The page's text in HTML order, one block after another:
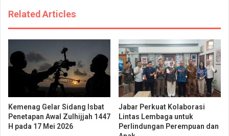
Related Articles
Kemenag Gelar Sidang Isbat
Penetapan Awal Zulhijjah 1447
H pada 17 Mei 2026
Jabar Perkuat Kolaborasi
Lintas Lembaga untuk
Perlindungan Perempuan dan